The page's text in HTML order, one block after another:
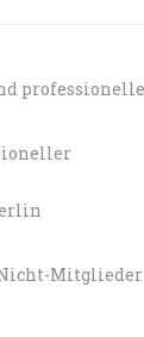
Mitglieder